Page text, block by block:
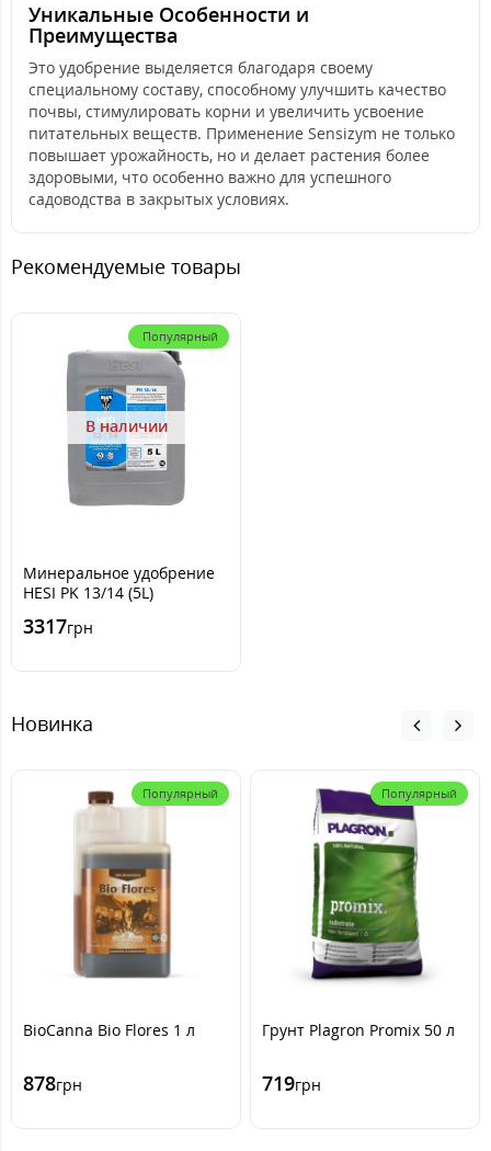
Уникальные Особенности и
Преимущества
Это удобрение выделяется благодаря своему
специальному составу, способному улучшить качество
почвы, стимулировать корни и увеличить усвоение
питательных веществ. Применение Sensizym не только
повышает урожайность, но и делает растения более
здоровыми, что особенно важно для успешного
садоводства в закрытых условиях.
Рекомендуемые товары
Популярный
В наличии
Минеральное удобрение
HESI PK 13/14 (5L)
3317грн
Новинка
Популярный
BioCanna Bio Flores 1 л
878грн
Популярный
Грунт Plagron Promix 50 л
719грн